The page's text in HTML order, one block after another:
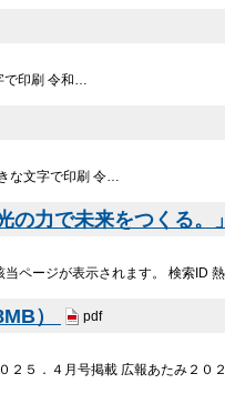
で印刷 令和…
な文字で印刷 令…
の力で未来をつくる。
ページが表示されます。 検索ID
） pdf
２５．４月号掲載 広報あたみ２